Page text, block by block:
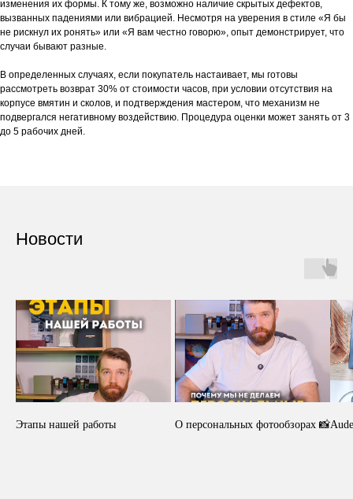
изменения их формы. К тому же, возможно наличие скрытых дефектов,
вызванных падениями или вибрацией. Несмотря на уверения в стиле «Я бы
не рискнул их ронять» или «Я вам честно говорю», опыт демонстрирует, что
случаи бывают разные.
В определенных случаях, если покупатель настаивает, мы готовы
рассмотреть возврат 30% от стоимости часов, при условии отсутствия на
корпусе вмятин и сколов, и подтверждения мастером, что механизм не
подвергался негативному воздействию. Процедура оценки может занять от 3
до 5 рабочих дней.
Новости
Этапы нашей работы О персональных фотообзорах 📸